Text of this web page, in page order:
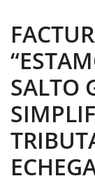
SALTO